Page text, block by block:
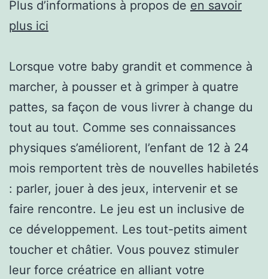
Plus d’informations à propos de en savoir
plus ici
Lorsque votre baby grandit et commence à
marcher, à pousser et à grimper à quatre
pattes, sa façon de vous livrer à change du
tout au tout. Comme ses connaissances
physiques s’améliorent, l’enfant de 12 à 24
mois remportent très de nouvelles habiletés
: parler, jouer à des jeux, intervenir et se
faire rencontre. Le jeu est un inclusive de
ce développement. Les tout-petits aiment
toucher et châtier. Vous pouvez stimuler
leur force créatrice en alliant votre